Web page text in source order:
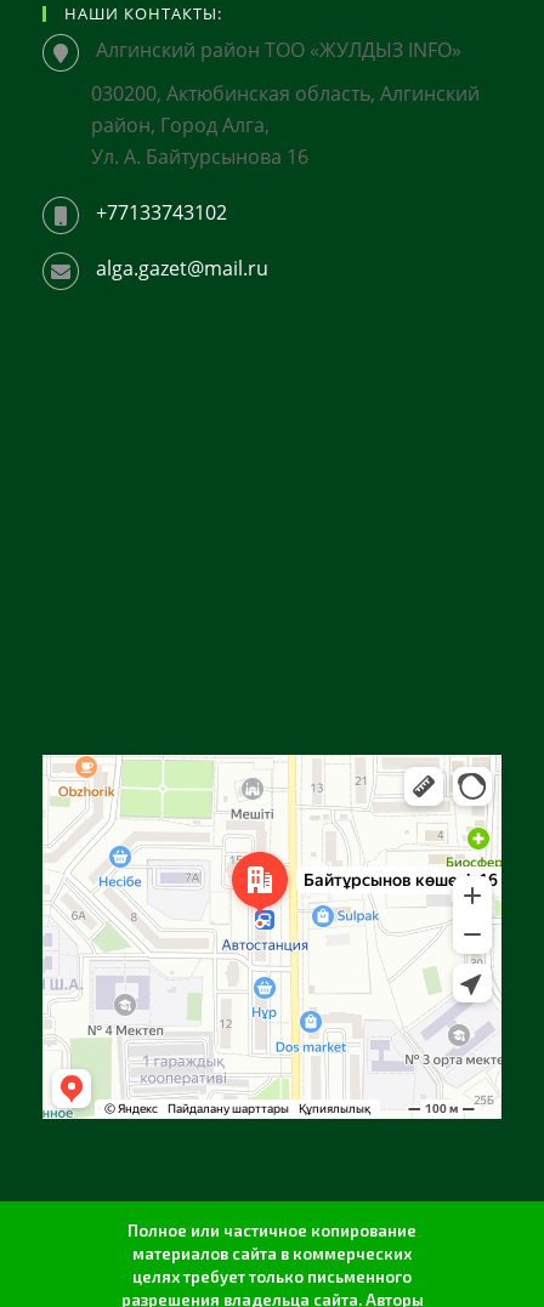
НАШИ КОНТАКТЫ:
Алгинский район ТОО «ЖУЛДЫЗ INFO»
030200, Актюбинская область, Алгинский
район, Город Алга,
Ул. А. Байтурсынова 16
+77133743102
alga.gazet@mail.ru
Улица Байтурсынова, 16 — Яндекс Карты
Полное или частичное копирование
материалов сайта в коммерческих
целях требует только письменного
разрешения владельца сайта. Авторы